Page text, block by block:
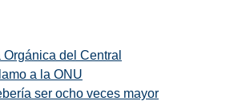
del Central
a la ONU
ser ocho veces mayor